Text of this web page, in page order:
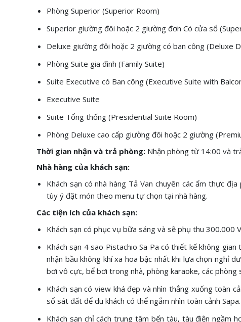
Phòng Superior (Superior Room)
Superior giường đôi hoặc 2 giường đơn Có cửa sổ
Deluxe giường đôi hoặc 2 giường có ban công (Deluxe
Phòng Suite gia đình (Family Suite)
Suite Executive có Ban công (Executive Suite with
Executive Suite
Suite Tổng thống (Presidential Suite Room)
Phòng Deluxe cao cấp giường đôi hoặc 2 giường
Thời gian nhận và trả phòng: Nhận phòng từ 14:00 và
Nhà hàng của khách sạn:
Khách sạn có nhà hàng Tả Van chuyên các ẩm thực
tùy ý đặt món theo menu tự chọn tại nhà hàng.
Các tiện ích của khách sạn:
Khách sạn có phục vụ bữa sáng và sẽ phụ thu 300.000
Khách sạn 4 sao Pistachio Sa Pa có thiết kế không
nhận bầu không khí xa hoa bậc nhất khi lựa chọn nghỉ
bơi vô cực, bể bơi trong nhà, phòng karaoke, các phòng
Khách sạn có view khá đẹp và nhìn thẳng xuống toàn
sổ sát đất để du khách có thể ngắm nhìn toàn cảnh Sapa.
Khách sạn chỉ cách trung tâm bến tàu, tàu điện ngầm